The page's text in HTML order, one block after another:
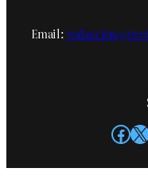
Email:
X